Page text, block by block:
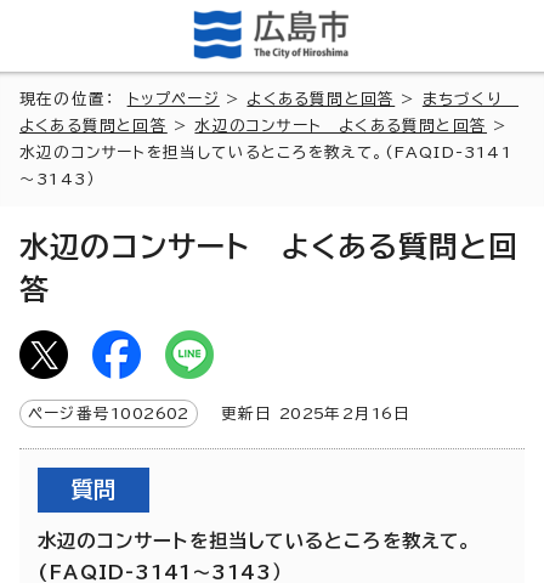
現在の位置： トップページ > よくある質問と回答 > まちづくり
よくある質問と回答
>水辺のコンサート よくある質問と回答
>
水辺のコンサートを担当しているところを教えて。(FAQID-3141
～3143）
水辺のコンサート よくある質問と回
答
ページ番号 1002602 更新日 2025年2月 16 日
質問
水辺のコンサートを担当しているところを教えて。
(FAQID-3141～3143）